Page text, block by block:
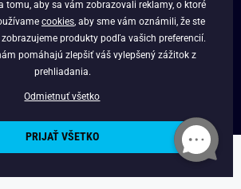
Všetky práva vyhradené. webdesign ©
tomu, aby sa vám zobrazovali reklamy, o ktoré
cookies , aby sme vám oznámili, že ste
produkty podľa vašich preferencií.
pomáhajú zlepšiť váš vylepšený zážitok z
prehliadania.
Odmietnuť všetko
PRIJAŤ VŠETKO